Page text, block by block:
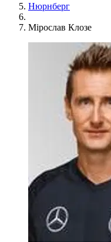
Нюрнберг
Мірослав Клозе